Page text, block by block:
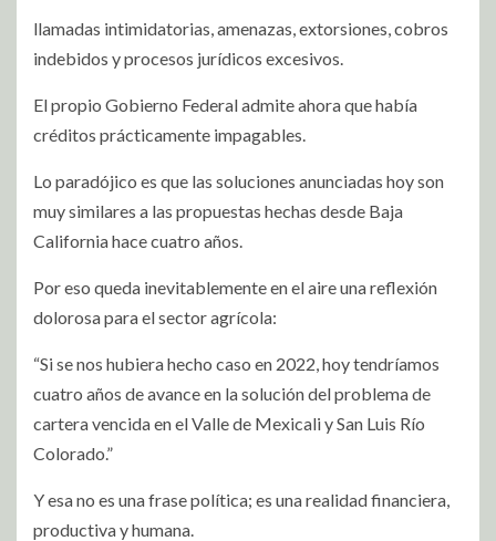
llamadas intimidatorias, amenazas, extorsiones, cobros
indebidos y procesos jurídicos excesivos.
El propio Gobierno Federal admite ahora que había
créditos prácticamente impagables.
Lo paradójico es que las soluciones anunciadas hoy son
muy similares a las propuestas hechas desde Baja
California hace cuatro años.
Por eso queda inevitablemente en el aire una reflexión
dolorosa para el sector agrícola:
“Si se nos hubiera hecho caso en 2022, hoy tendríamos
cuatro años de avance en la solución del problema de
cartera vencida en el Valle de Mexicali y San Luis Río
Colorado.”
Y esa no es una frase política; es una realidad financiera,
productiva y humana.